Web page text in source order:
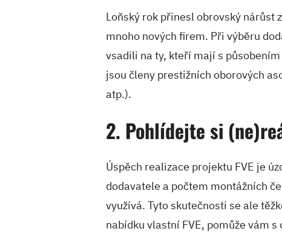
Loňský rok přinesl obrovský nárůst
mnoho nových firem. Při výběru
vsadili na ty, kteří mají s
jsou členy prestižních oborových
atp.).
2. Pohlídejte si
Úspěch realizace projektu FVE je
dodavatele a počtem montážních
využívá. Tyto skutečnosti se ale
nabídku vlastní FVE, pomůže vám